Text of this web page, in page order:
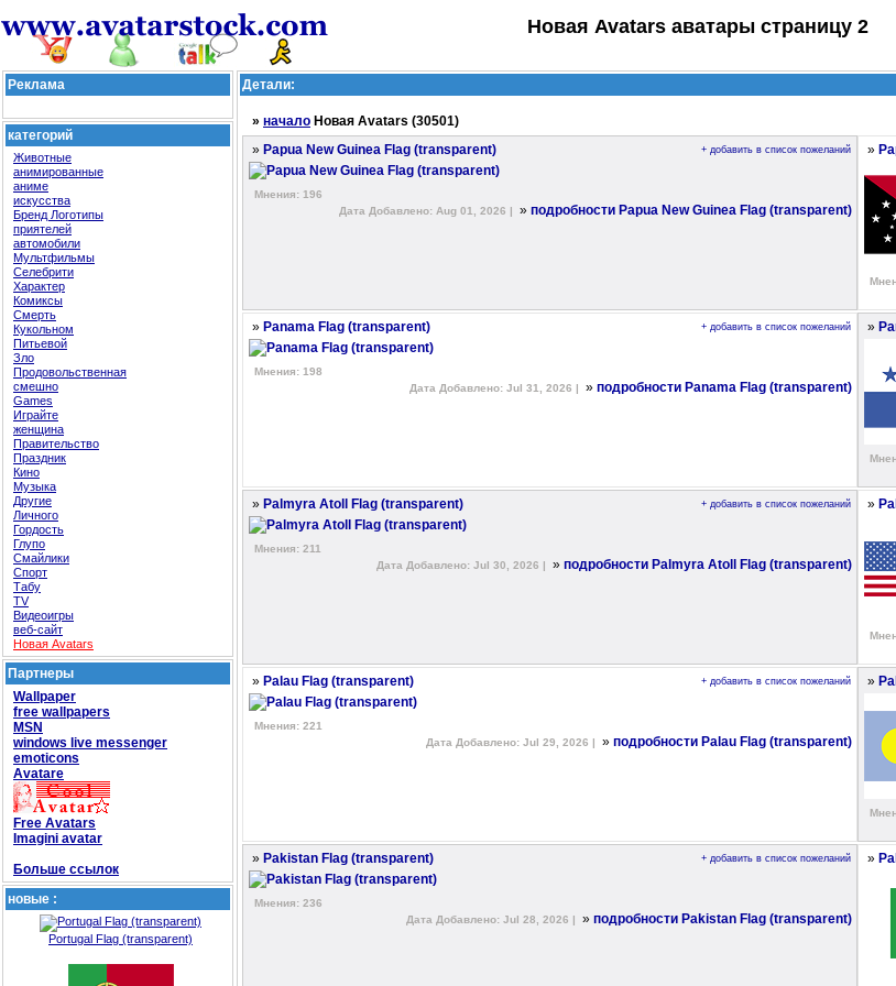
Новая Avatars аватары страницу 2
Реклама
категорий
Животные
анимированные
аниме
искусства
Бренд Логотипы
приятелей
автомобили
Мультфильмы
Селебрити
Характер
Комиксы
Смерть
Кукольном
Питьевой
Зло
Продовольственная
смешно
Games
Играйте
женщина
Правительство
Праздник
Кино
Музыка
Другие
Личного
Гордость
Глупо
Смайлики
Спорт
Табу
TV
Видеоигры
веб-сайт
Новая Avatars
Партнеры
Wallpaper
free wallpapers
MSN
windows live messenger
emoticons
Avatare
Free Avatars
Imagini avatar
Больше ссылок
новые :
Portugal Flag (transparent)
Детали:
» начало Новая Avatars (30501)
» Papua New Guinea Flag (transparent) + добавить в список пожеланий
Мнения: 196
Дата Добавлено: Aug 01, 2026 |
» подробности Papua New Guinea Flag (transparent)
»
» Panama Flag (transparent) + добавить в список пожеланий
Мнения: 198
Дата Добавлено: Jul 31, 2026 |
» подробности Panama Flag (transparent)
»
» Palmyra Atoll Flag (transparent) + добавить в список пожеланий
Мнения: 211
Дата Добавлено: Jul 30, 2026 |
» подробности Palmyra Atoll Flag (transparent)
»
» Palau Flag (transparent) + добавить в список пожеланий
Мнения: 221
Дата Добавлено: Jul 29, 2026 |
» подробности Palau Flag (transparent)
»
» Pakistan Flag (transparent) + добавить в список пожеланий
Мнения: 236
Дата Добавлено: Jul 28, 2026 |
» подробности Pakistan Flag (transparent)
»